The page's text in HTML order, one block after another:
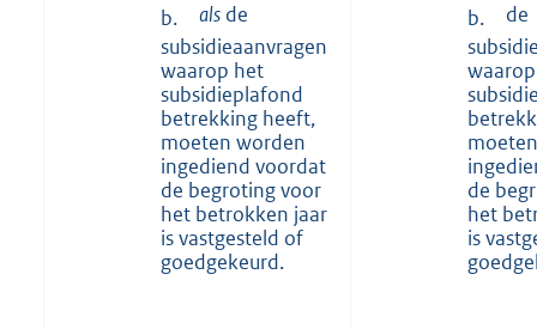
b.
als de
subsidieaanvragen
waarop het
subsidieplafond
betrekking heeft,
moeten worden
ingediend voordat
de begroting voor
het betrokken jaar
is vastgesteld of
goedgekeurd.
b.
de
de
het
is